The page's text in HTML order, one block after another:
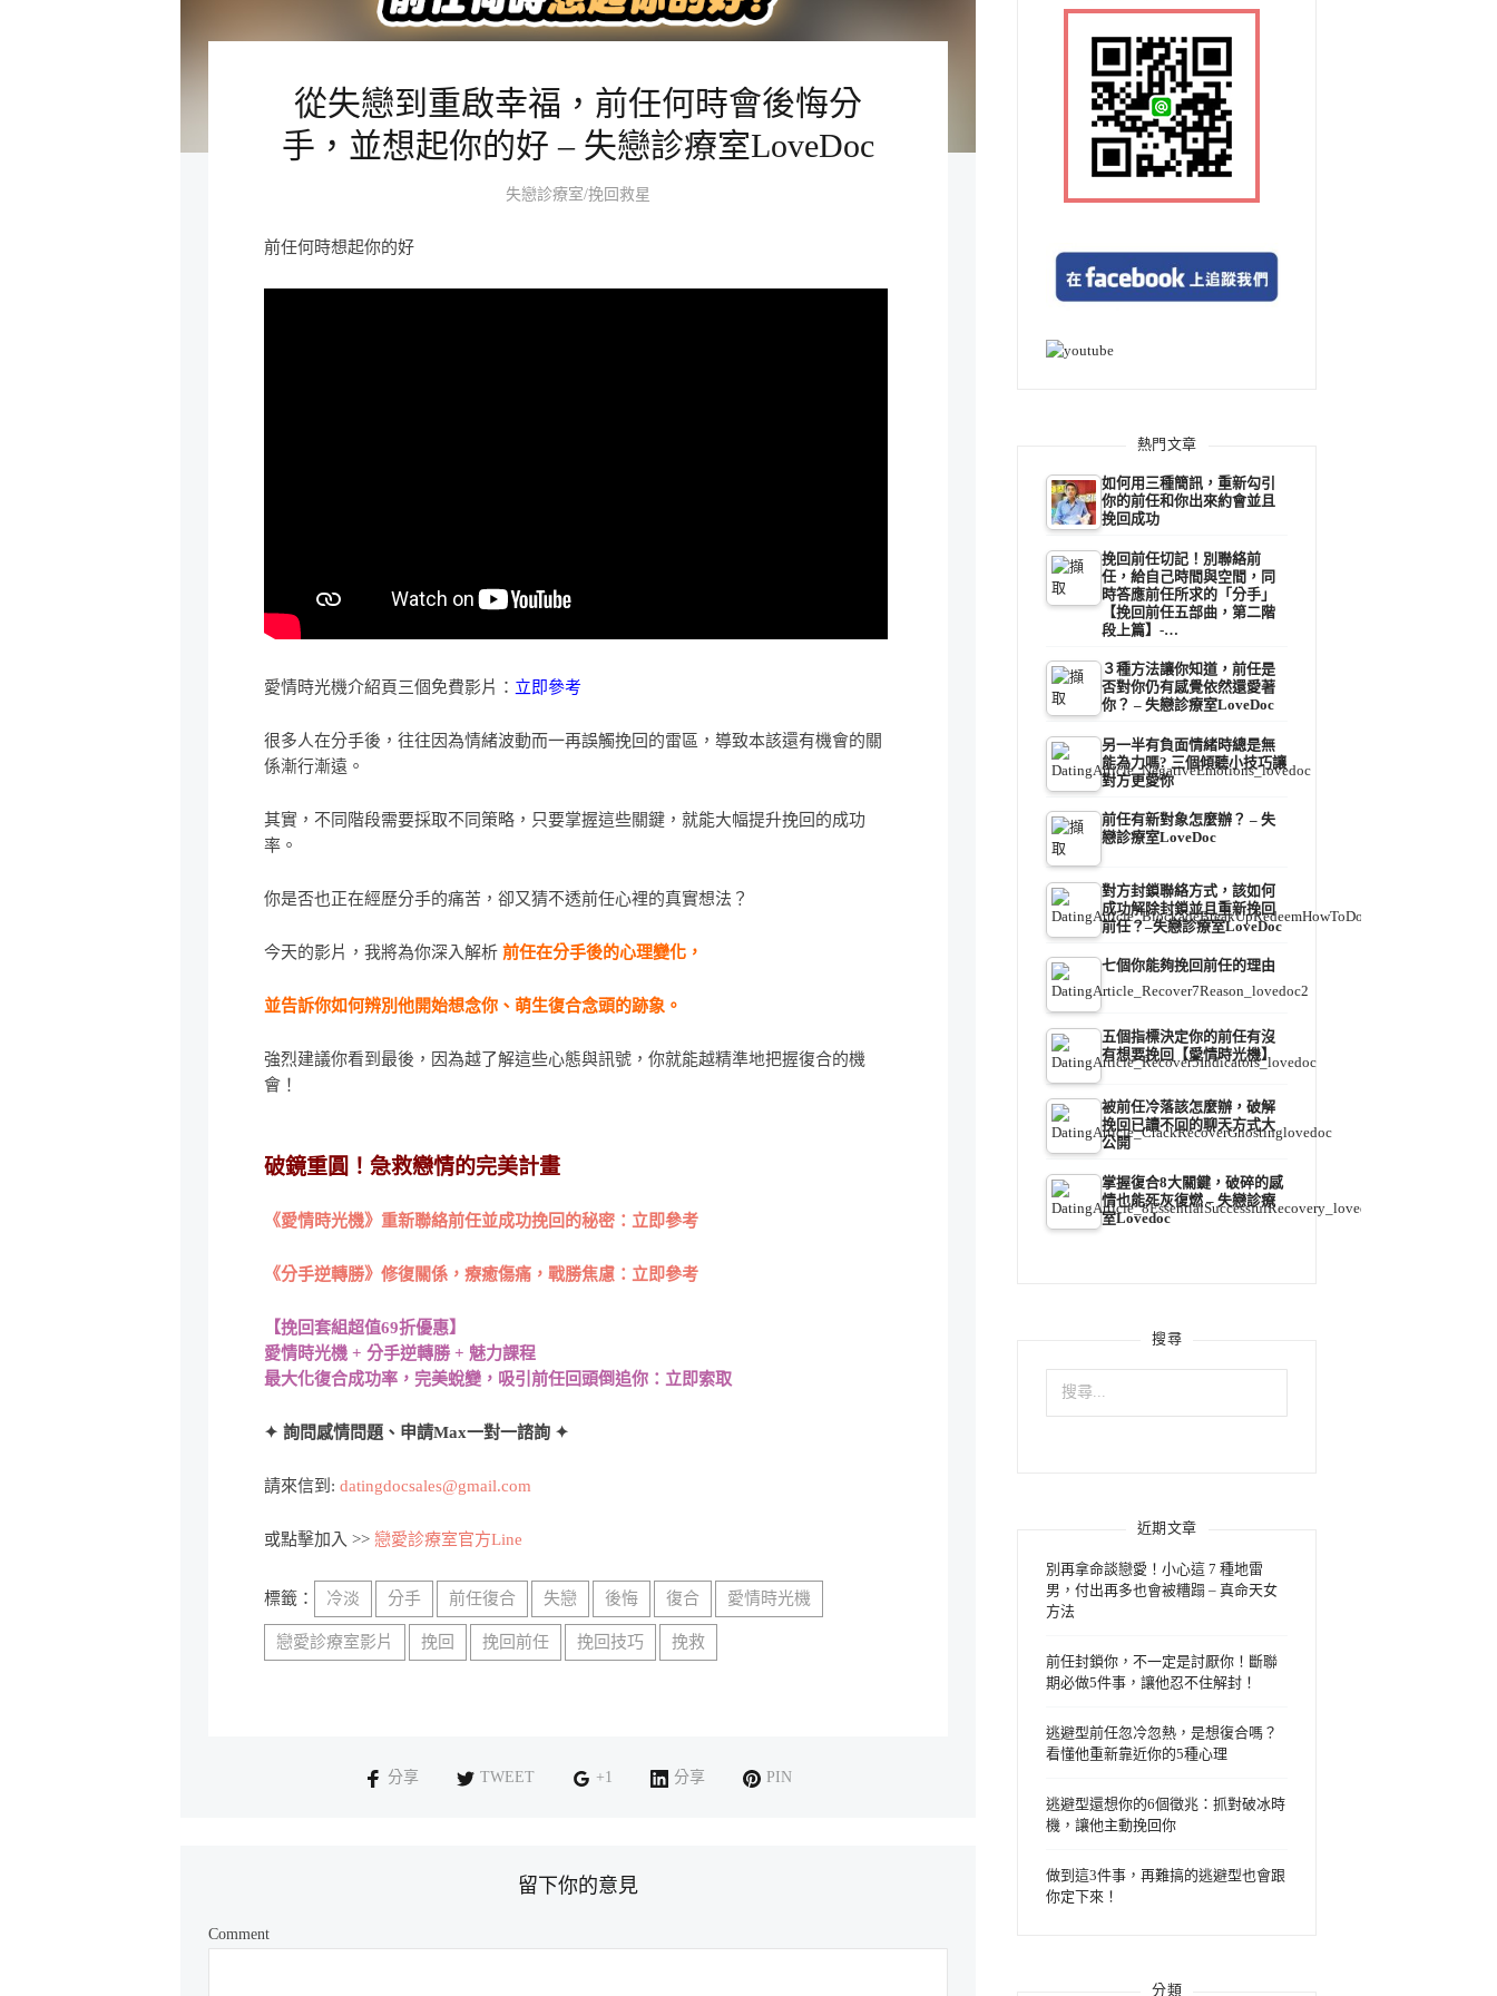
從失戀到重啟幸福，前任何時會後悔分
手，並想起你的好 – 失戀診療室LoveDoc
失戀診療室/挽回救星
前任何時想起你的好
愛情時光機介紹頁三個免費影片： 立即參考
很多人在分手後，往往因為情緒波動而一再誤觸挽回的雷區，導致本該還有機會的關
係漸行漸遠。
其實，不同階段需要採取不同策略，只要掌握這些關鍵，就能大幅提升挽回的成功
率。
你是否也正在經歷分手的痛苦，卻又猜不透前任心裡的真實想法？
今天的影片，我將為你深入解析前任在分手後的心理變化，
並告訴你如何辨別他開始想念你、萌生復合念頭的跡象。
強烈建議你看到最後，因為越了解這些心態與訊號，你就能越精準地把握復合的機
會！
破鏡重圓！急救戀情的完美計畫
《愛情時光機》重新聯絡前任並成功挽回的秘密：立即參考
《分手逆轉勝》修復關係，療癒傷痛，戰勝焦慮：立即參考
【挽回套組超值69折優惠】
愛情時光機 + 分手逆轉勝 + 魅力課程
最大化復合成功率，完美蛻變，吸引前任回頭倒追你：立即索取
✦ 詢問感情問題、申請Max一對一諮詢 ✦
請來信到:datingdocsales@gmail.com
或點擊加入 >>戀愛診療室官方Line
標籤： 冷淡 分手 前任復合 失戀 後悔 復合 愛情時光機
戀愛診療室影片 挽回 挽回前任 挽回技巧 挽救
分享 TWEET +1 分享 PIN
留下你的意見
Comment
熱門文章
如何用三種簡訊，重新勾引
你的前任和你出來約會並且
挽回成功
挽回前任切記！別聯絡前
任，給自己時間與空間，同
時答應前任所求的「分手」
【挽回前任五部曲，第二階
段上篇】-…
３種方法讓你知道，前任是
否對你仍有感覺依然還愛著
你？ – 失戀診療室LoveDoc
另一半有負面情緒時總是無
能為力嗎? 三個傾聽小技巧讓
對方更愛你
前任有新對象怎麼辦？ – 失
戀診療室LoveDoc
對方封鎖聯絡方式，該如何
成功解除封鎖並且重新挽回
前任？–失戀診療室LoveDoc
七個你能夠挽回前任的理由
五個指標決定你的前任有沒
有想要挽回【愛情時光機】
被前任冷落該怎麼辦，破解
挽回已讀不回的聊天方式大
公開
掌握復合8大關鍵，破碎的感
情也能死灰復燃 – 失戀診療
室Lovedoc
搜尋
搜
鍵
近期文章
別再拿命談戀愛！小心這 7 種地雷
男，付出再多也會被糟蹋 – 真命天女
方法
前任封鎖你，不一定是討厭你！斷聯
期必做5件事，讓他忍不住解封！
逃避型前任忽冷忽熱，是想復合嗎？
看懂他重新靠近你的5種心理
逃避型還想你的6個徵兆：抓對破冰時
機，讓他主動挽回你
做到這3件事，再難搞的逃避型也會跟
你定下來！
分類